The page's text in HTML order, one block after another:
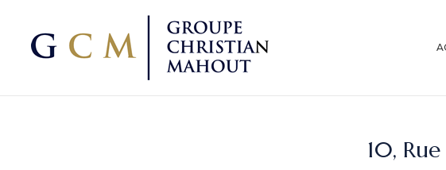
10,